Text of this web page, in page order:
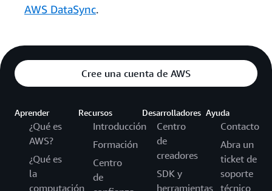
AWS DataSync.
Cree una cuenta de AWS
Aprender
¿Qué es
AWS?
¿Qué es
la
computación
Recursos
Introducción
Formación
Centro
de
Desarrolladores
Centro
de
creadores
SDK y
herramientas
Ayuda
Contacto
Abra un
ticket de
soporte
técnico